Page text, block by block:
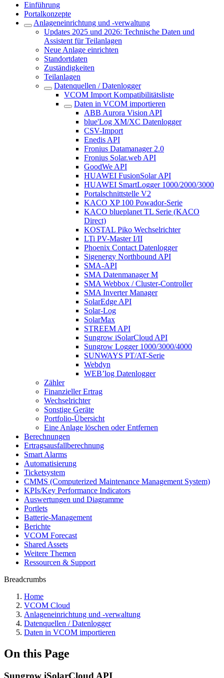
Einführung
Portalkonzepte
Anlageneinrichtung und -verwaltung
Updates 2025 und 2026: Technische Daten und
Assistent für Teilanlagen
Neue Anlage einrichten
Standortdaten
Zuständigkeiten
Teilanlagen
Datenquellen / Datenlogger
VCOM Import Kompatibilitätsliste
Daten in VCOM importieren
ABB Aurora Vision API
blue'Log XM/XC Datenlogger
CSV-Import
Enedis API
Fronius Datamanager 2.0
Fronius Solar.web API
GoodWe API
HUAWEI FusionSolar API
HUAWEI SmartLogger 1000/2000/3000
Portalschnittstelle V2
KACO XP 100 Powador-Serie
KACO blueplanet TL Serie (KACO
Direct)
KOSTAL Piko Wechselrichter
LTi PV-Master I/II
Phoenix Contact Datenlogger
Sigenergy Northbound API
SMA-API
SMA Datenmanager M
SMA Webbox / Cluster-Controller
SMA Inverter Manager
SolarEdge API
Solar-Log
SolarMax
STREEM API
Sungrow iSolarCloud API
Sungrow Logger 1000/3000/4000
SUNWAYS PT/AT-Serie
Webdyn
WEB’log Datenlogger
Zähler
Finanzieller Ertrag
Wechselrichter
Sonstige Geräte
Portfolio-Übersicht
Eine Anlage löschen oder Entfernen
Berechnungen
Ertragsausfallberechnung
Smart Alarms
Automatisierung
Ticketsystem
CMMS (Computerized Maintenance Management System)
KPIs/Key Performance Indicators
Auswertungen und Diagramme
Portlets
Batterie-Management
Berichte
VCOM Forecast
Shared Assets
Weitere Themen
Ressourcen & Support
Breadcrumbs
Home
VCOM Cloud
Anlageneinrichtung und -verwaltung
Datenquellen / Datenlogger
Daten in VCOM importieren
On this Page
Sungrow iSolarCloud API